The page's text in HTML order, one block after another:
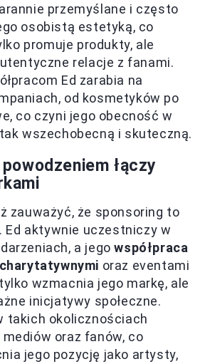
przemyślane i często
osobistą estetyką, co
promuje produkty, ale
relacje z fanami.
Ed zarabia na
od kosmetyków po
co czyni jego obecność w
wszechobecną i skuteczną.
łączy
zauważyć, że sponsoring to
Ed aktywnie uczestniczy w
a jegowspółpraca
oraz eventami
wzmacnia jego markę, ale
inicjatywy społeczne.
takich okolicznościach
oraz fanów, co
jego pozycję jako artysty,